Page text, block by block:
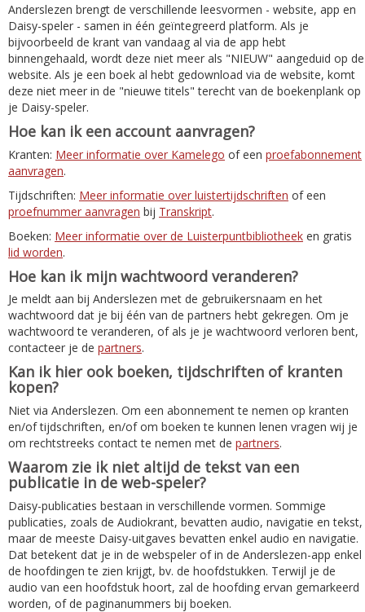
Anderslezen brengt de verschillende leesvormen - website, app en
Daisy-speler - samen in één geïntegreerd platform. Als je
bijvoorbeeld de krant van vandaag al via de app hebt
binnengehaald, wordt deze niet meer als "NIEUW" aangeduid op de
website. Als je een boek al hebt gedownload via de website, komt
deze niet meer in de "nieuwe titels" terecht van de boekenplank op
je Daisy-speler.
Hoe kan ik een account aanvragen?
Kranten: Meer informatie over Kamelego of een proefabonnement
aanvragen.
Tijdschriften: Meer informatie over luistertijdschriften of een
proefnummer aanvragen bij Transkript.
Boeken: Meer informatie over de Luisterpuntbibliotheek en gratis
lid worden.
Hoe kan ik mijn wachtwoord veranderen?
Je meldt aan bij Anderslezen met de gebruikersnaam en het
wachtwoord dat je bij één van de partners hebt gekregen. Om je
wachtwoord te veranderen, of als je je wachtwoord verloren bent,
contacteer je de partners.
Kan ik hier ook boeken, tijdschriften of kranten
kopen?
Niet via Anderslezen. Om een abonnement te nemen op kranten
en/of tijdschriften, en/of om boeken te kunnen lenen vragen wij je
om rechtstreeks contact te nemen met de partners.
Waarom zie ik niet altijd de tekst van een
publicatie in de web-speler?
Daisy-publicaties bestaan in verschillende vormen. Sommige
publicaties, zoals de Audiokrant, bevatten audio, navigatie en tekst,
maar de meeste Daisy-uitgaves bevatten enkel audio en navigatie.
Dat betekent dat je in de webspeler of in de Anderslezen-app enkel
de hoofdingen te zien krijgt, bv. de hoofdstukken. Terwijl je de
audio van een hoofdstuk hoort, zal de hoofding ervan gemarkeerd
worden, of de paginanummers bij boeken.